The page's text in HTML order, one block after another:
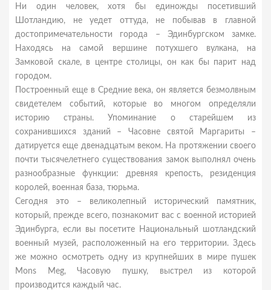
Ни один человек, хотя бы единожды посетивший
Шотландию, не уедет оттуда, не побывав в главной
достопримечательности города – Эдинбургском замке.
Находясь на самой вершине потухшего вулкана, на
Замковой скале, в центре столицы, он как бы парит над
городом.
Построенный еще в Средние века, он является безмолвным
свидетелем событий, которые во многом определяли
историю страны. Упоминание о старейшем из
сохранившихся зданий – Часовне святой Маргариты –
датируется еще двенадцатым веком. На протяжении своего
почти тысячелетнего существования замок выполнял очень
разнообразные функции: древняя крепость, резиденция
королей, военная база, тюрьма.
Сегодня это – великолепный исторический памятник,
который, прежде всего, познакомит вас с военной историей
Эдинбурга, если вы посетите Национальный шотландский
военный музей, расположенный на его территории. Здесь
же можно осмотреть одну из крупнейших в мире пушек
Mons Meg, Часовую пушку, выстрел из которой
производится каждый час.